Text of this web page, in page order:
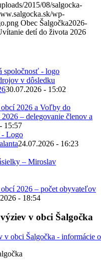
2015/08/salgocka-
wp-
Obec Šalgočka2026-
detí do života 2026
v dôsledku
30.07.2026 - 15:02
2026 a Voľby do
– delegovanie členov a
15:57
24.07.2026 - 16:23
– Miroslav
2026 – počet obyvateľov
- 18:54
v obci Šalgočka